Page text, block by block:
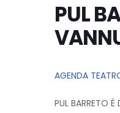
PUL
AGENDA
PUL BARRETO